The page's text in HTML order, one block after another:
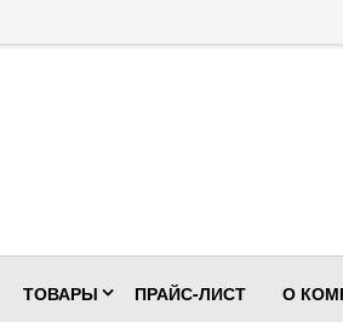
ТОВАРЫ ПРАЙС-ЛИСТ О